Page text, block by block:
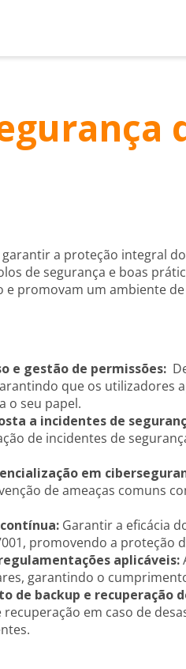
a proteção integral
de segurança e boas
promovam um ambiente
e gestão de permissões:
que os utilizadores
o seu papel.
a incidentes de
de incidentes de
em
de ameaças comuns
Garantir a eficácia
promovendo a
aplicáveis:
garantindo o
de backup e recuperação
recuperação em caso de